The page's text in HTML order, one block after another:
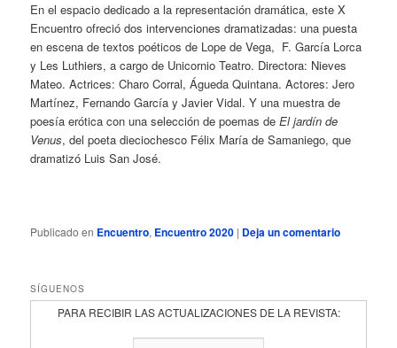
En el espacio dedicado a la representación dramática, este X
Encuentro ofreció dos intervenciones dramatizadas: una puesta
en escena de textos poéticos de Lope de Vega, F. García Lorca
y Les Luthiers, a cargo de Unicornio Teatro. Directora: Nieves
Mateo. Actrices: Charo Corral, Águeda Quintana. Actores: Jero
Martínez, Fernando García y Javier Vidal. Y una muestra de
poesía erótica con una selección de poemas deEl jardín de
Venus, del poeta dieciochesco Félix María de Samaniego, que
dramatizó Luis San José.
Publicado en Encuentro, Encuentro 2020 | Deja un comentario
SÍGUENOS
PARA RECIBIR LAS ACTUALIZACIONES DE LA REVISTA: